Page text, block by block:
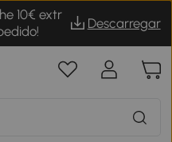
10€ extr
Descarregar